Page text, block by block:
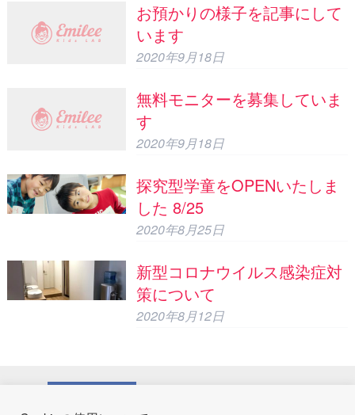
お預かりの様子を記事にして
います
2020年9月18日
無料モニターを募集していま
す
2020年9月18日
探究型学童をOPENいたしま
した 8/25
2020年8月25日
新型コロナウイルス感染症対
策について
2020年8月12日